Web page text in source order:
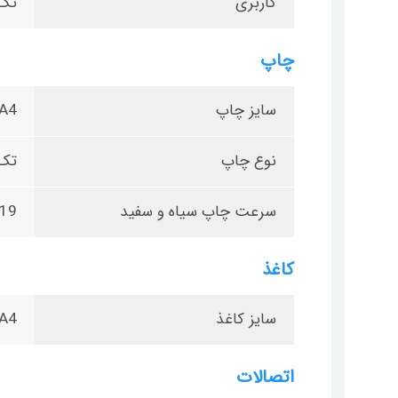
چاپ
سایز چاپ
نوع چاپ
سرعت چاپ سیاه و سفید 19
کاغذ
سایز کاغذ
اتصالات